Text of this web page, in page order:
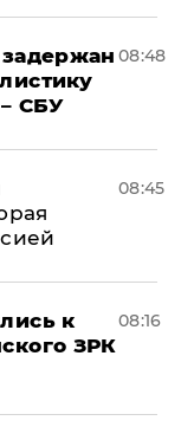
СБУ
08:48
08:45
к
ЗРК
08:16